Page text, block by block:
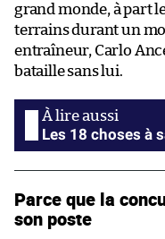
grand monde, à part
terrains durant un
entraîneur, Carlo
bataille sans lui.
Les 18 choses à
Parce que la
son poste